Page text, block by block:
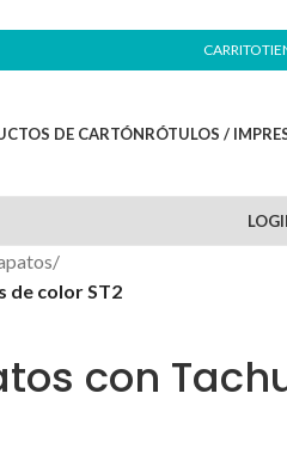
CARRITO
DE CARTÓNRÓTULOS /
/
de color ST2
con